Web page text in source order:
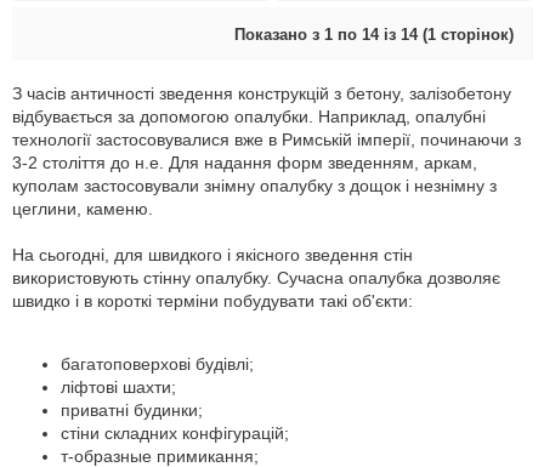
Показано з 1 по 14 із 14 (1 сторінок)
З часів античності зведення конструкцій з бетону, залізобетону
відбувається за допомогою опалубки. Наприклад, опалубні
технології застосовувалися вже в Римській імперії, починаючи з
3-2 століття до н.е. Для надання форм зведенням, аркам,
куполам застосовували знімну опалубку з дощок і незнімну з
цеглини, каменю.
На сьогодні, для швидкого і якісного зведення стін
використовують стінну опалубку. Сучасна опалубка дозволяє
швидко і в короткі терміни побудувати такі об'єкти:
багатоповерхові будівлі;
ліфтові шахти;
приватні будинки;
стіни складних конфігурацій;
т-образные примикання;